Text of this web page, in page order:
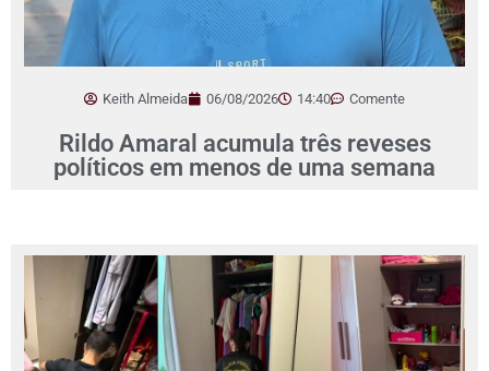
Keith Almeida 06/08/2026 14:40 Comente
Rildo Amaral acumula três reveses
políticos em menos de uma semana